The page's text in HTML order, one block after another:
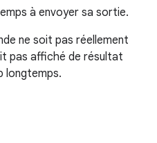
à envoyer sa sortie.
ne soit pas réellement
pas affiché de résultat
longtemps.